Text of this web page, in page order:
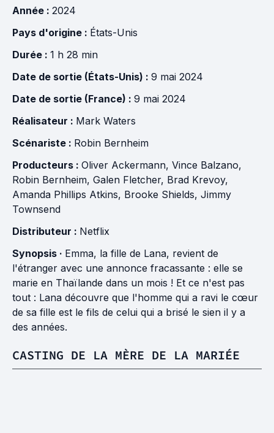
Année : 2024
Pays d'origine : États-Unis
Durée : 1 h 28 min
Date de sortie (États-Unis) : 9 mai 2024
Date de sortie (France) : 9 mai 2024
Réalisateur : Mark Waters
Scénariste : Robin Bernheim
Producteurs : Oliver Ackermann, Vince Balzano,
Robin Bernheim, Galen Fletcher, Brad Krevoy,
Amanda Phillips Atkins, Brooke Shields, Jimmy
Townsend
Distributeur : Netflix
Synopsis · Emma, la fille de Lana, revient de
l'étranger avec une annonce fracassante : elle se
marie en Thaïlande dans un mois ! Et ce n'est pas
tout : Lana découvre que l'homme qui a ravi le cœur
de sa fille est le fils de celui qui a brisé le sien il y a
des années.
CASTING DE LA MÈRE DE LA MARIÉE